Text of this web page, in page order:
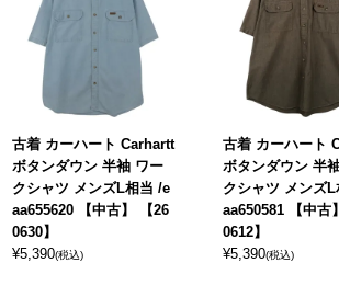
古着 カーハート Carhartt
ボタンダウン 半袖 ワー
クシャツ メンズL相当 /e
aa655620 【中古】 【26
0630】
¥5,390(税込)
古着 カーハート
ボタンダウン 半
クシャツ メンズ
aa650581 【中古
0612】
¥5,390(税込)